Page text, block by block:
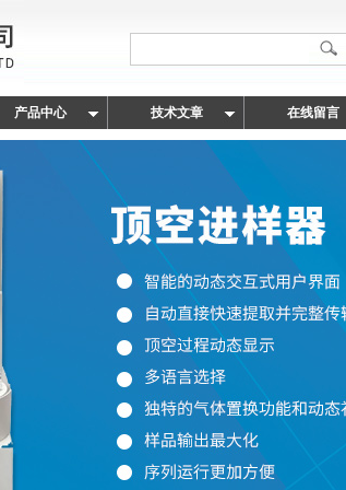
产品中心 技术文章 在线留言